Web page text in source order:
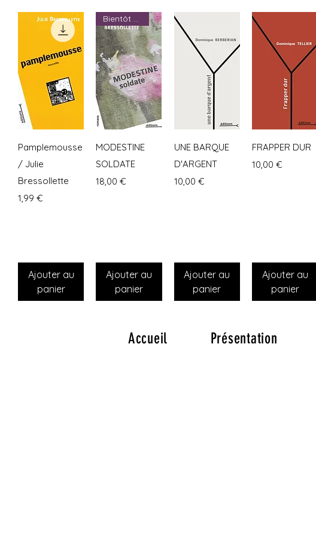
Aperçu rapide
Pamplemousse
/ Julie
Bressollette
Prix
1,99 €
Ajouter au
panier
Aperçu rapide
Bientôt disponible
MODESTINE
SOLDATE
Prix
18,00 €
Ajouter au
panier
Aperçu rapide
UNE BARQUE
D'ARGENT
Prix
10,00 €
Ajouter au
panier
Aperçu rapide
FRAPPER DUR
Prix
10,00 €
Ajouter au
panier
Accueil Présentation